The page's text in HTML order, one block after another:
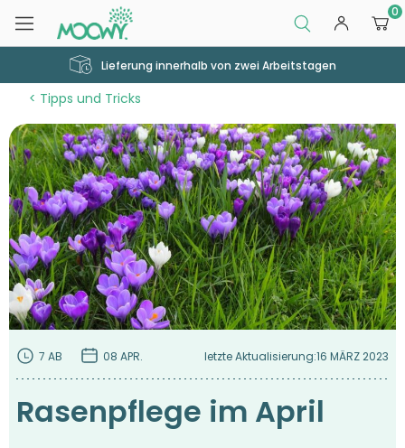
0
Lieferung innerhalb von zwei Arbeitstagen
Tipps und Tricks
7 AB 08 APR. letzte Aktualisierung:16 MÄRZ 2023
Rasenpflege im April